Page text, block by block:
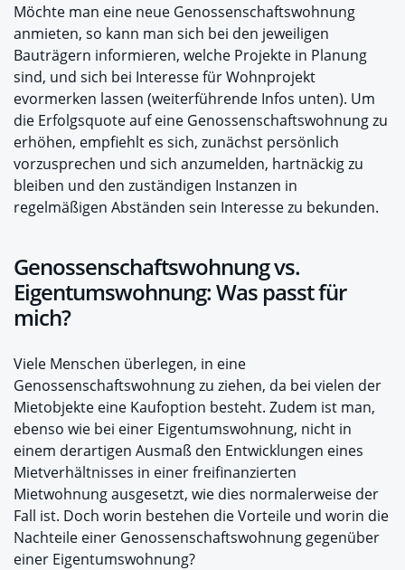
Möchte man eine neue Genossenschaftswohnung
anmieten, so kann man sich bei den jeweiligen
Bauträgern informieren, welche Projekte in Planung
sind, und sich bei Interesse für Wohnprojekt
evormerken lassen (weiterführende Infos unten). Um
die Erfolgsquote auf eine Genossenschaftswohnung zu
erhöhen, empfiehlt es sich, zunächst persönlich
vorzusprechen und sich anzumelden, hartnäckig zu
bleiben und den zuständigen Instanzen in
regelmäßigen Abständen sein Interesse zu bekunden.
Genossenschaftswohnung vs.
Eigentumswohnung: Was passt für
mich?
Viele Menschen überlegen, in eine
Genossenschaftswohnung zu ziehen, da bei vielen der
Mietobjekte eine Kaufoption besteht. Zudem ist man,
ebenso wie bei einer Eigentumswohnung, nicht in
einem derartigen Ausmaß den Entwicklungen eines
Mietverhältnisses in einer freifinanzierten
Mietwohnung ausgesetzt, wie dies normalerweise der
Fall ist. Doch worin bestehen die Vorteile und worin die
Nachteile einer Genossenschaftswohnung gegenüber
einer Eigentumswohnung?